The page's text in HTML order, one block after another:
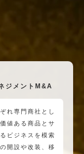
ジメントM&A
れ専門商社とし
値ある商品とサ
ビジネスを模索
開設や改装、移